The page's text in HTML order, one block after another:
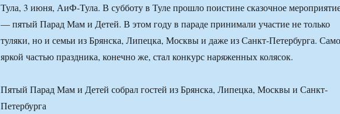
Тула, 3 июня, АиФ-Тула. В субботу в Туле прошло поистине сказочное
— пятый Парад Мам и Детей. В этом году в параде принимали участие не только
туляки, но и семьи из Брянска, Липецка, Москвы и даже из Санкт-Петербурга.
яркой частью праздника, конечно же, стал конкурс наряженных колясок.
Пятый Парад Мам и Детей собрал гостей из Брянска, Липецка, Москвы и Санкт-
Петербурга